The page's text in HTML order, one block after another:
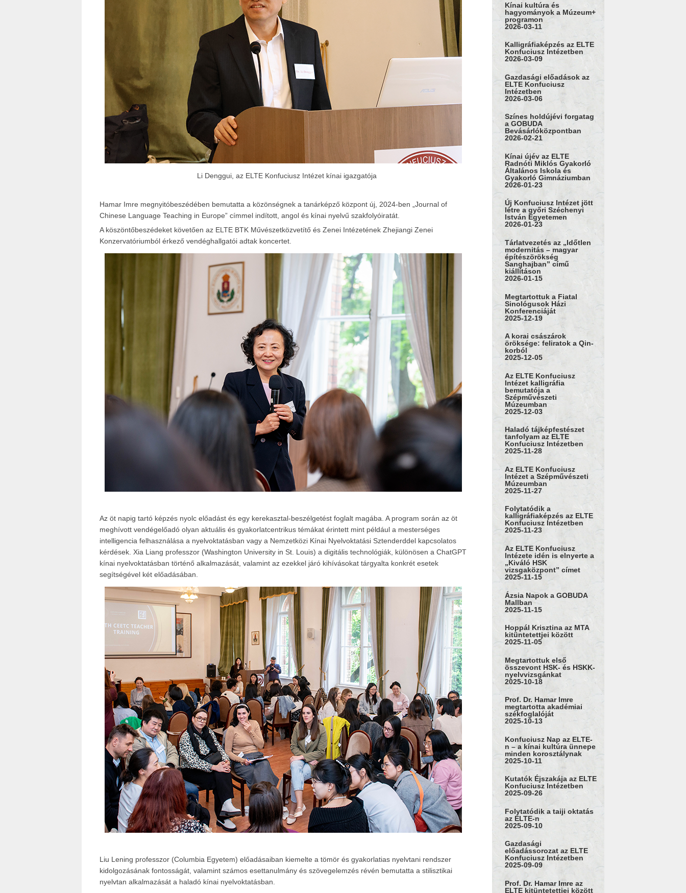
Li Denggui, az ELTE Konfuciusz Intézet kínai igazgatója
Hamar Imre megnyitóbeszédében bemutatta a közönségnek a tanárképző központ új, 2024-ben „Journal of
Chinese Language Teaching in Europe” címmel indított, angol és kínai nyelvű szakfolyóiratát.
A köszöntőbeszédeket követően az ELTE BTK Művészetközvetítő és Zenei Intézetének Zhejiangi Zenei
Konzervatóriumból érkező vendéghallgatói adtak koncertet.
Az öt napig tartó képzés nyolc előadást és egy kerekasztal-beszélgetést foglalt magába. A program során az öt
meghívott vendégelőadó olyan aktuális és gyakorlatcentrikus témákat érintett mint például a mesterséges
intelligencia felhasználása a nyelvoktatásban vagy a Nemzetközi Kínai Nyelvoktatási Sztenderddel kapcsolatos
kérdések. Xia Liang professzor (Washington University in St. Louis) a digitális technológiák, különösen a ChatGPT
kínai nyelvoktatásban történő alkalmazását, valamint az ezekkel járó kihívásokat tárgyalta konkrét esetek
segítségével két előadásában.
Liu Lening professzor (Columbia Egyetem) előadásaiban kiemelte a tömör és gyakorlatias nyelvtani rendszer
kidolgozásának fontosságát, valamint számos esettanulmány és szövegelemzés révén bemutatta a stilisztikai
nyelvtan alkalmazását a haladó kínai nyelvoktatásban.
Kínai kultúra és
hagyományok a Múzeum+
programon
2026-03-11
Kalligráfiaképzés az ELTE
Konfuciusz Intézetben
2026-03-09
Gazdasági előadások az
ELTE Konfuciusz
Intézetben
2026-03-06
Színes holdújévi forgatag
a GOBUDA
Bevásárlóközpontban
2026-02-21
Kínai újév az ELTE
Radnóti Miklós Gyakorló
Általános Iskola és
Gyakorló Gimnáziumban
2026-01-23
Új Konfuciusz Intézet jött
létre a győri Széchenyi
István Egyetemen
2026-01-23
Tárlatvezetés az „Időtlen
modernitás – magyar
építészörökség
Sanghajban” című
kiállításon
2026-01-15
Megtartottuk a Fiatal
Sinológusok Házi
Konferenciáját
2025-12-19
A korai császárok
öröksége: feliratok a Qin-
korból
2025-12-05
Az ELTE Konfuciusz
Intézet kalligráfia
bemutatója a
Szépművészeti
Múzeumban
2025-12-03
Haladó tájképfestészet
tanfolyam az ELTE
Konfuciusz Intézetben
2025-11-28
Az ELTE Konfuciusz
Intézet a Szépművészeti
Múzeumban
2025-11-27
Folytatódik a
kalligráfiaképzés az ELTE
Konfuciusz Intézetben
2025-11-23
Az ELTE Konfuciusz
Intézete idén is elnyerte a
„Kiváló HSK
vizsgaközpont” címet
2025-11-15
Ázsia Napok a GOBUDA
Mallban
2025-11-15
Hoppál Krisztina az MTA
kitüntetettjei között
2025-11-05
Megtartottuk első
összevont HSK- és HSKK-
nyelvvizsgánkat
2025-10-18
Prof. Dr. Hamar Imre
megtartotta akadémiai
székfoglalóját
2025-10-13
Konfuciusz Nap az ELTE-
n – a kínai kultúra ünnepe
minden korosztálynak
2025-10-11
Kutatók Éjszakája az ELTE
Konfuciusz Intézetben
2025-09-26
Folytatódik a taiji oktatás
az ELTE-n
2025-09-10
Gazdasági
előadássorozat az ELTE
Konfuciusz Intézetben
2025-09-09
Prof. Dr. Hamar Imre az
ELTE kitüntetettjei között